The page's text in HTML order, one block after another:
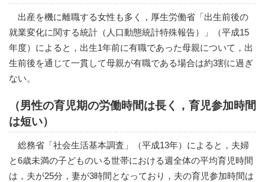
出産を機に離職する女性も多く，厚生労働省「出生前後の
就業変化に関する統計（人口動態統計特殊報告）」（平成15
年度）によると，出生1年前に有職であった母親について，出
生前後を通じて一貫して母親が有職である場合は約3割に過ぎ
ない。
（男性の育児期の労働時間は長く，育児参加時間
は短い）
総務省「社会生活基本調査」（平成13年）によると，夫婦
と6歳未満の子どものいる世帯における週全体の平均育児時間
は，夫が25分，妻が3時間となっており，夫の育児参加時間は